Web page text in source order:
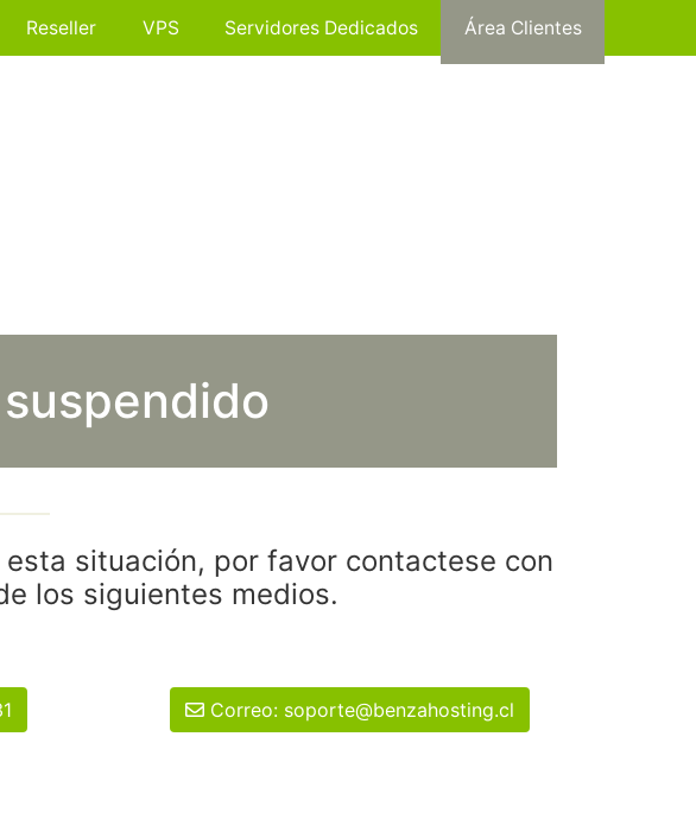
Reseller VPS Servidores Dedicados Área Clientes
situación, por favor contactese con
los siguientes medios.
Correo: soporte@benzahosting.cl